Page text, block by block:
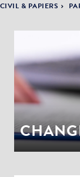
CIVIL & PAPIERS